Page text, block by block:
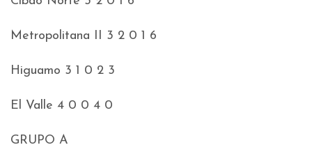
Metropolitana II 3 2 0 1 6
Higuamo 3 1 0 2 3
El Valle 4 0 0 4 0
GRUPO A